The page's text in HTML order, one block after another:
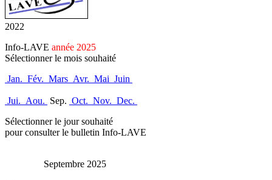
2022
Info-LAVE année 2025
Sélectionner le mois souhaité
Jan. Fév. Mars Avr. Mai Juin
Jui. Aou. Sep. Oct. Nov. Dec.
Sélectionner le jour souhaité
pour consulter le bulletin Info-LAVE
Septembre 2025